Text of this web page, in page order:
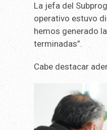
La jefa del
operativo estuvo
hemos generado
terminadas”.
Cabe destacar